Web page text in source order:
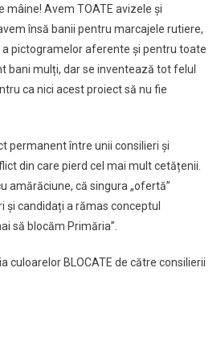
mâine! Avem TOATE avizele și
însă banii pentru marcajele rutiere,
pictogramelor aferente și pentru toate
bani mulți, dar se inventează tot felul
ca nici acest proiect să nu fie
permanent între unii consilieri și
din care pierd cel mai mult cetățenii.
amărăciune, că singura „ofertă”
și candidați a rămas conceptul
să blocăm Primăria”.
culoarelor BLOCATE de către consilierii